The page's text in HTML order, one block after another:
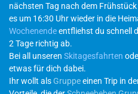
nächsten Tag nach dem
es um 16:30 Uhr wieder in die
Wochenendeentfliehst du schnell
2 Tage richtig ab.
Bei all unseren Skitagesfahrten
etwas für dich dabei.
Ihr wollt alsGruppeeinen Trip in